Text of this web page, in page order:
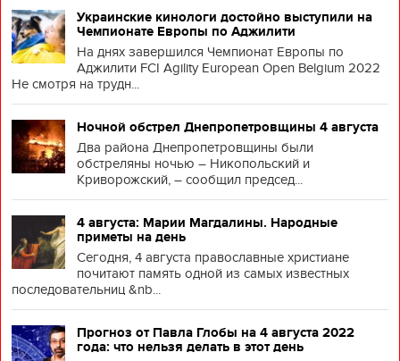
Украинские кинологи достойно выступили на
Чемпионате Европы по Аджилити
На днях завершился Чемпионат Европы по
Аджилити FCI Agility European Open Belgium 2022
Не смотря на трудн...
Ночной обстрел Днепропетровщины 4 августа
Два района Днепропетровщины были
обстреляны ночью – Никопольский и
Криворожский, – сообщил председ...
4 августа: Марии Магдалины. Народные
приметы на день
Сегодня, 4 августа православные христиане
почитают память одной из самых известных
последовательниц &nb...
Прогноз от Павла Глобы на 4 августа 2022
года: что нельзя делать в этот день